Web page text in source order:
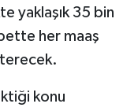
yaklaşık 35 bin
her maaş
konu